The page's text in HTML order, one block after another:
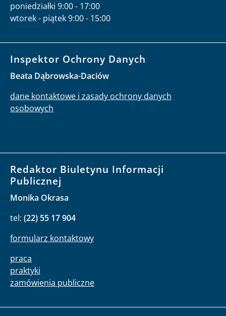
poniedziałki 9:00 - 17:00
wtorek - piątek 9:00 - 15:00
Inspektor Ochrony Danych
Beata Dąbrowska-Daciów
dane kontaktowe i zasady ochrony danych
osobowych
Redaktor Biuletynu Informacji
Publicznej
Monika Okrasa
tel: (22) 55 17 904
formularz kontaktowy
praca
praktyki
zamówienia publiczne